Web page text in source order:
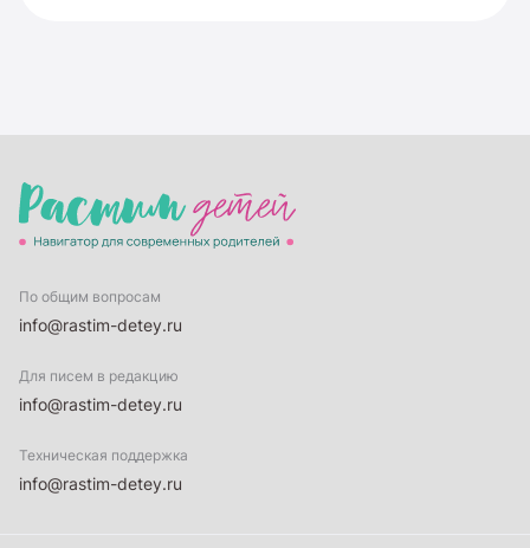
По общим вопросам
info@rastim-detey.ru
Для писем в редакцию
info@rastim-detey.ru
Техническая поддержка
info@rastim-detey.ru